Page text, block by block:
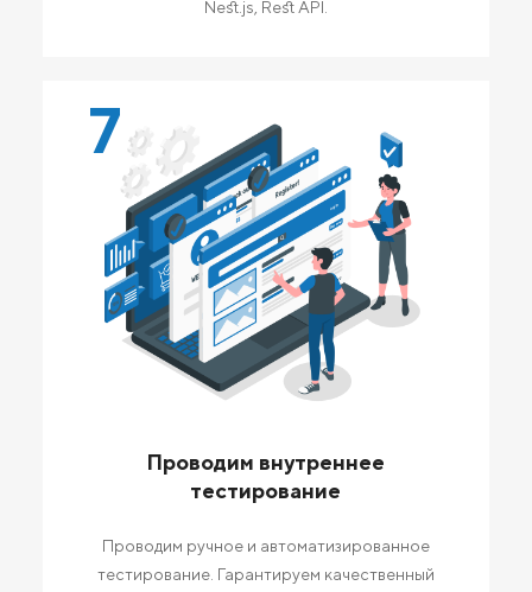
Nest.js, Rest API.
7
Проводим внутреннее
тестирование
Проводим ручное и автоматизированное
тестирование. Гарантируем качественный